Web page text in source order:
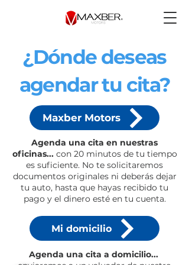
¿Dónde deseas
agendar tu cita?
Maxber Motors
Agenda una cita en nuestras
oficinas...con 20 minutos de tu tiempo
es suficiente. No te solicitaremos
documentos originales ni deberás dejar
tu auto, hasta que hayas recibido tu
pago y el dinero esté en tu cuenta.
Mi domicilio
Agenda una cita a domicilio...